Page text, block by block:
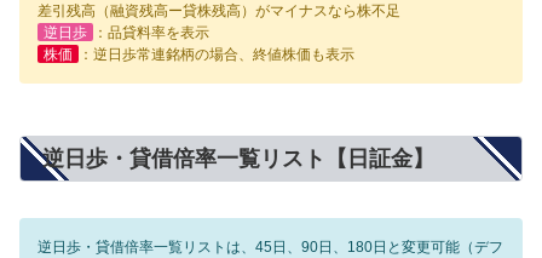
差引残高（融資残高ー貸株残高）がマイナスなら株不足
逆日歩
：品貸料率を表示
株価
：逆日歩常連銘柄の場合、終値株価も表示
逆日歩・貸借倍率一覧リスト【日証金】
逆日歩・貸借倍率一覧リストは、45日、90日、180日と変更可能（デフ